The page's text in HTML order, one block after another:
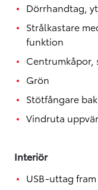
Dörrhandtag,
Strålkastare
funktion
Centrumkåpor,
Grön
Stötfångare
Vindruta
Interiör
USB-uttag fram